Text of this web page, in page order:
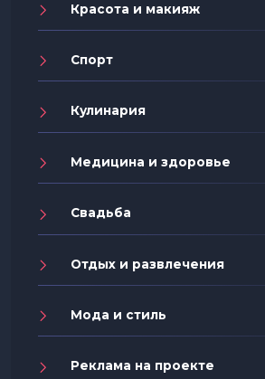
Красота и макияж
Спорт
Кулинария
Медицина и здоровье
Свадьба
Отдых и развлечения
Мода и стиль
Реклама на проекте